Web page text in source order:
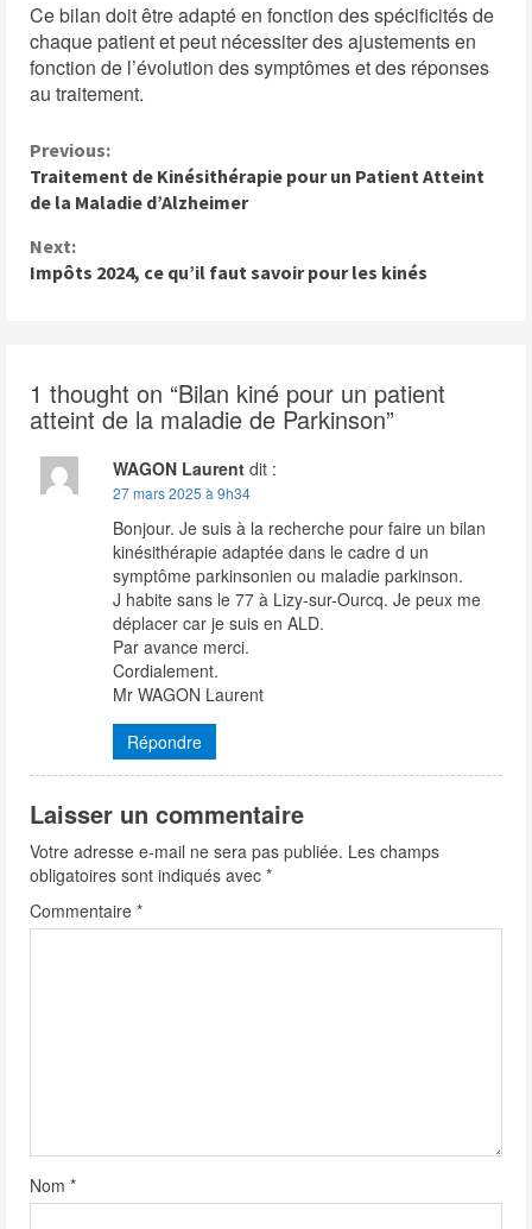
Ce bilan doit être adapté en fonction des spécificités de
chaque patient et peut nécessiter des ajustements en
fonction de l’évolution des symptômes et des réponses
au traitement.
C
o
n
t
u
e
R
e
Previous:
Traitement de Kinésithérapie pour un Patient Atteint
de la Maladie d’Alzheimer
Next:
Impôts 2024, ce qu’il faut savoir pour les kinés
1 thought on “Bilan kiné pour un patient
atteint de la maladie de Parkinson”
WAGON Laurent dit :
27 mars 2025 à 9h34
Bonjour. Je suis à la recherche pour faire un bilan
kinésithérapie adaptée dans le cadre d un
symptôme parkinsonien ou maladie parkinson.
J habite sans le 77 à Lizy-sur-Ourcq. Je peux me
déplacer car je suis en ALD.
Par avance merci.
Cordialement.
Mr WAGON Laurent
Répondre
Laisser un commentaire
Votre adresse e-mail ne sera pas publiée. Les champs
obligatoires sont indiqués avec *
Commentaire *
Nom *